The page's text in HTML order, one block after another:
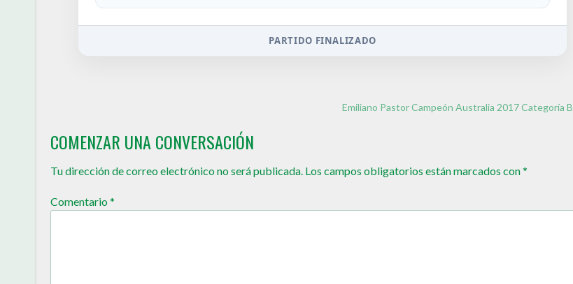
PARTIDO FINALIZADO
Emiliano Pastor Campeón Australia 2017 Categoría B
COMENZAR UNA CONVERSACIÓN
Tu dirección de correo electrónico no será publicada. Los campos obligatorios están marcados con*
Comentario*